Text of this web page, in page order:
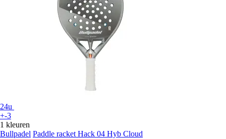
24u
+-3
1 kleuren
Bullpadel Paddle racket Hack 04 Hyb Cloud